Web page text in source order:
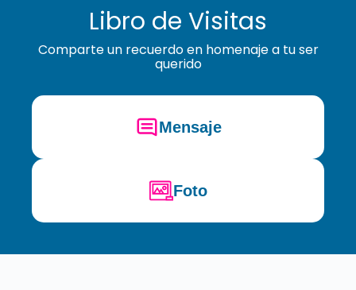
Libro de Visitas
Comparte un recuerdo en homenaje a tu ser
querido
Mensaje
Foto